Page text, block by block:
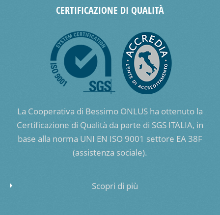
CERTIFICAZIONE DI QUALITÀ
La Cooperativa di Bessimo ONLUS ha ottenuto la
Certificazione di Qualità da parte di SGS ITALIA, in
base alla norma UNI EN ISO 9001 settore EA 38F
(assistenza sociale).
Scopri di più